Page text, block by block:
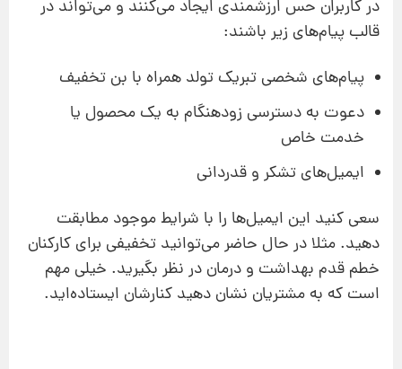
در کاربران حس ارزشمندی ایجاد می‌کنند و می‌تواند در
قالب پیام‌های زیر باشند:
پیام‌های شخصی تبریک تولد همراه با بن تخفیف
دعوت به دسترسی زودهنگام به یک محصول یا
خدمت خاص
ایمیل‌های تشکر و قدردانی
سعی کنید این ایمیل‌ها را با شرایط موجود مطابقت
دهید. مثلا در حال حاضر می‌توانید تخفیفی برای کارکنان
خطم قدم بهداشت و درمان در نظر بگیرید. خیلی مهم
است که به مشتریان نشان دهید کنارشان ایستاده‌اید.